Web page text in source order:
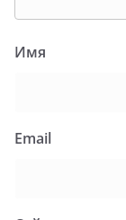
Имя
Email